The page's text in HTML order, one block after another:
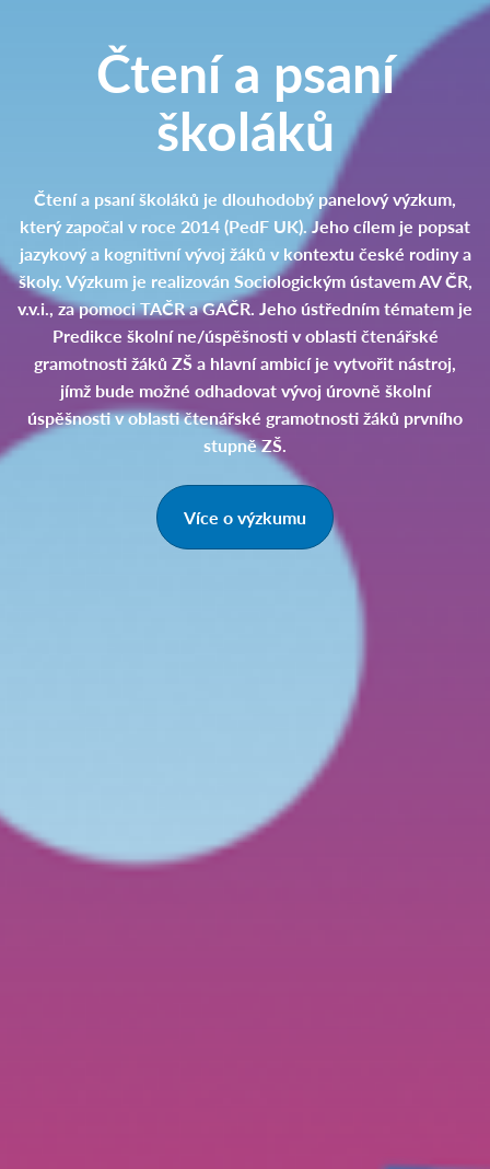
Čtení a psaní
školáků
Čtení a psaní školáků je dlouhodobý panelový výzkum,
který započal v roce 2014 (PedF UK). Jeho cílem je popsat
jazykový a kognitivní vývoj žáků v kontextu české rodiny a
školy. Výzkum je realizován Sociologickým ústavem AV ČR,
v.v.i., za pomoci TAČR a GAČR. Jeho ústředním tématem je
Predikce školní ne/úspěšnosti v oblasti čtenářské
gramotnosti žáků ZŠ a hlavní ambicí je vytvořit nástroj,
jímž bude možné odhadovat vývoj úrovně školní
úspěšnosti v oblasti čtenářské gramotnosti žáků prvního
stupně ZŠ.
Více o výzkumu